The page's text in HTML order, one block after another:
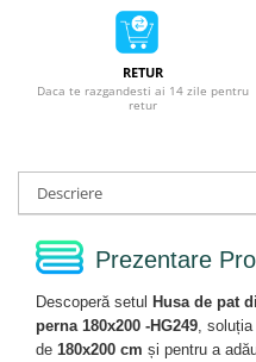
RETUR
Daca te razgandesti ai 14 zile pentru
retur
Descriere
Prezentare
Descoperă setul Husa de pat
perna 180x200 -HG249 ,
de 180x200 cm și pentru a